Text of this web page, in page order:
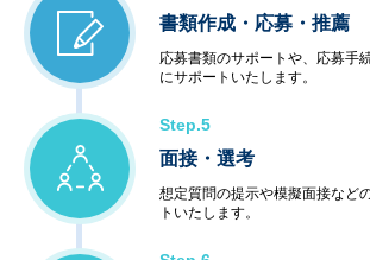
書類作成・応募・推薦
応募書類のサポートや、応募手
にサポートいたします。
Step.5
面接・選考
想定質問の提示や模擬面接など
トいたします。